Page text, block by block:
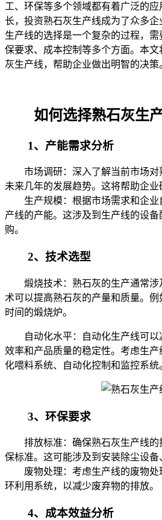
工、环保等多个领域都有着广泛的
长，投资熟石灰生产线成为了众多
生产线的选择是一个复杂的过程，
保要求、成本控制等多个方面。本
灰生产线，帮助企业做出明智的决策
如何选择熟石灰生
1、产能需求分析
市场调研：深入了解当前市场对
未来几年的发展趋势。这将帮助企业
生产规模：根据市场需求和企业
产线的产能。这涉及到生产线的设
购。
2、技术选型
煅烧技术：熟石灰的生产通常涉
术可以提高熟石灰的产量和质量。
时间的煅烧炉。
自动化水平：自动化生产线可以
效率和产品质量的稳定性。考虑生
化喂料系统、自动化控制和监控系统
3、环保要求
排放标准：确保熟石灰生产线的
保标准。这可能涉及到安装除尘设备
废物处理：考虑生产线的废物处
环利用系统，以减少废弃物的排放。
4、成本效益分析